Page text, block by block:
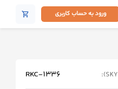
ورود به حساب کاربری shopping_cart
RKC-1336